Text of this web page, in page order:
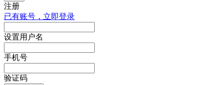
注册
已有账号，立即登录
设置用户名
手机号
验证码